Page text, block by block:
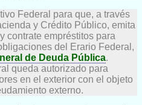
Federal para que, a través
y Crédito Público, emita
contrate empréstitos para
del Erario Federal,
de Deuda Pública.
queda autorizado para
en el exterior con el objeto
externo.